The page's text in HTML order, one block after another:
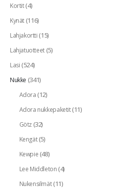
Kortit(4)
Kynät(116)
Lahjakortti(15)
Lahjatuotteet(5)
Lasi(524)
Nukke (341)
Adora(12)
Adora nukkepaketit(11)
Götz(32)
Kengät(5)
Kewpie(48)
Lee Middleton(4)
Nukensilmät(11)